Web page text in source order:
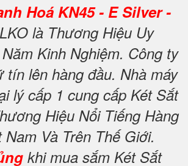
Hoá KN45 - E Silver -
là Thương Hiệu Uy
Kinh Nghiệm. Công ty
tín lên hàng đầu. Nhà máy
lý cấp 1 cung cấp Két Sắt
Hiệu Nổi Tiếng Hàng
Và Trên Thế Giới.
khi mua sắm Két Sắt